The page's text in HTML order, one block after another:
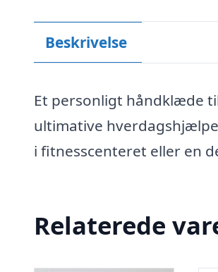
Beskrivelse
Et personligt håndklæde
ultimative
i fitnesscenteret eller en
Relaterede